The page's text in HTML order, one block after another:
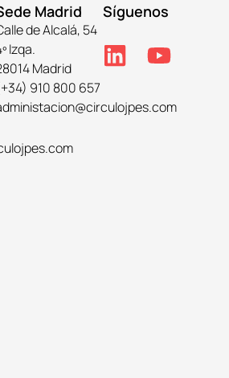
Madrid
de Alcalá, 54
Izqa.
Madrid
910 800 657
Síguenos